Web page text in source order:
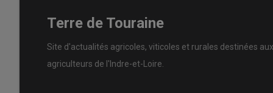
Terre de Touraine
Site d'actualités agricoles, viticoles et rurales destinées aux
agriculteurs de l'Indre-et-Loire.